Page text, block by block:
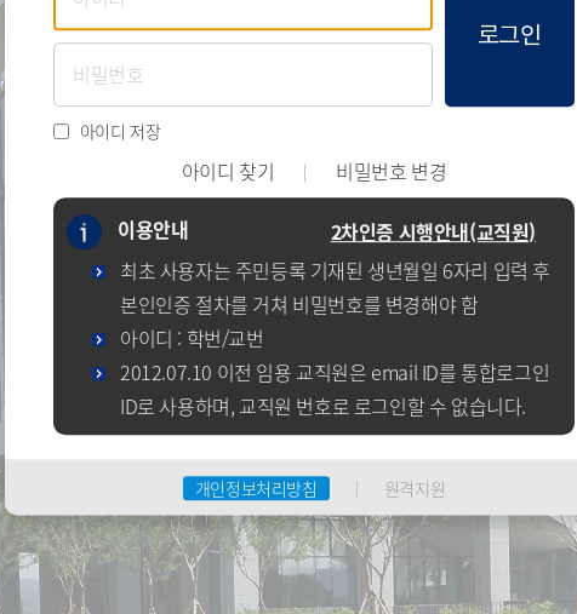
로그인
아이디 저장
아이디 찾기
비밀번호 변경
이용안내
2차인증 시행안내(교직원)
최초 사용자는 주민등록 기재된 생년월일 6자리 입력 후
본인인증 절차를 거쳐 비밀번호를 변경해야 함
아이디 : 학번/교번
2012.07.10 이전 임용 교직원은 email ID를 통합로그인
ID로 사용하며, 교직원 번호로 로그인할 수 없습니다.
개인정보처리방침 원격지원